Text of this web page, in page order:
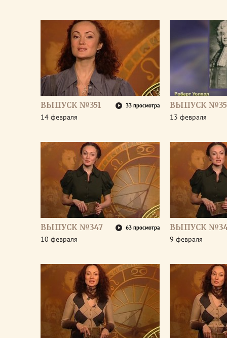
ВЫПУСК №351 33 просмотра
14 февраля
ВЫПУСК
13 февраля
ВЫПУСК №347 63 просмотра
10 февраля
ВЫПУСК
9 февраля